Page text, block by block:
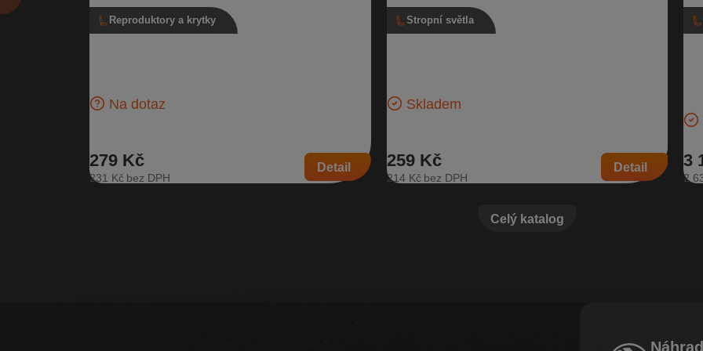
Reproduktory a krytky
Na dotaz
279 Kč
231 Kč
Detail
Stropní světla
Skladem
259 Kč
214 Kč
Detail 3
2
Celý katalog